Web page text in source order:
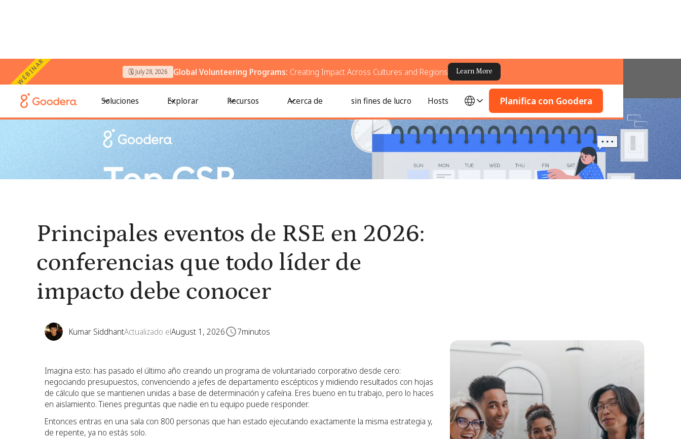
WEBINAR 🗓️ July 28, 2026 Global Volunteering Programs: Creating Impact Across Cultures and Regions Learn More
Soluciones Explorar Recursos Acerca de sin fines de lucro Hosts Planifica con Goodera
Principales eventos de RSE en 2026: conferencias que todo líder de impacto debe conocer
Principales eventos de RSE en 2026:
conferencias que todo líder de
impacto debe conocer
Kumar SiddhantActualizado elAugust 1, 2026 7minutos
Imagina esto: has pasado el último año creando un programa de voluntariado corporativo desde cero:
negociando presupuestos, convenciendo a jefes de departamento escépticos y midiendo resultados con hojas
de cálculo que se mantienen unidas a base de determinación y cafeína. Eres bueno en tu trabajo, pero lo haces
en aislamiento. Tienes preguntas que nadie en tu equipo puede responder.
Entonces entras en una sala con 800 personas que han estado ejecutando exactamente la misma estrategia y,
de repente, ya no estás solo.